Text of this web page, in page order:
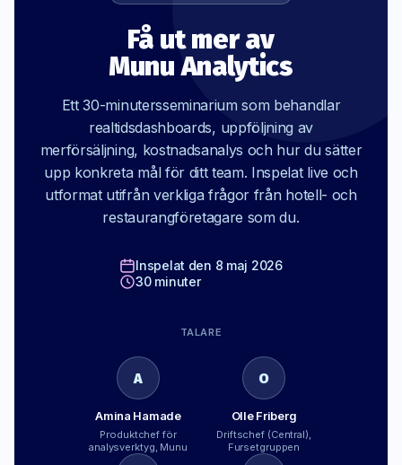
Få ut mer av
Munu Analytics
Ett 30-minutersseminarium som behandlar
realtidsdashboards, uppföljning av
merförsäljning, kostnadsanalys och hur du sätter
upp konkreta mål för ditt team. Inspelat live och
utformat utifrån verkliga frågor från hotell- och
restaurangföretagare som du.
Inspelat den 8 maj 2026
30 minuter
TALARE
A
Amina Hamade
Produktchef för
analysverktyg, Munu
O
Olle Friberg
Driftschef (Central),
Fursetgruppen